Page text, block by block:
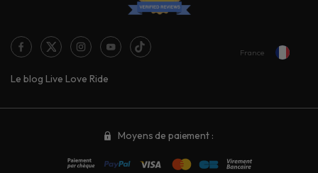
Le blog Live Love Ride
France
Moyens de paiement :